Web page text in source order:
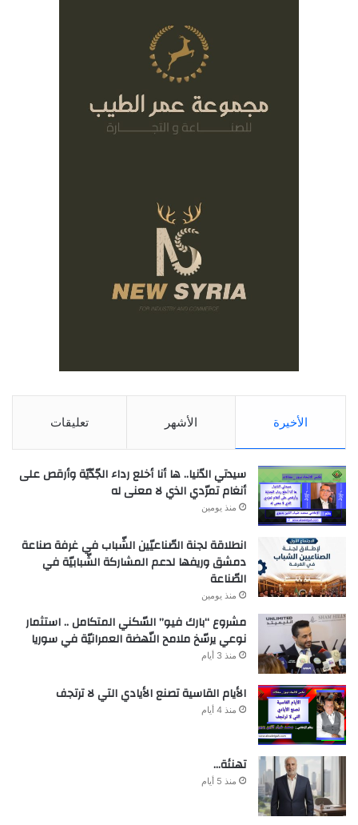
الأخيرة الأشهر تعليقات
سيدتي الدّنيا.. ها أنا أخلع رداء الجّدّيّة وأرقص على
أنغام تمرّدي الذي لا معنى له
منذ يومين
انطلاقة لجنة الصّناعيّين الشّباب في غرفة صناعة
دمشق وريفها لدعم المشاركة الشّبابيّة في
الصّناعة
منذ يومين
مشروع “بارك فيو” السّكني المتكامل .. استثمار
نوعي يرسّخ ملامح النّهضة العمرانيّة في سوريا
منذ 3 أيام
الأيام القاسية تصنع الأيادي التي لا ترتجف
منذ 4 أيام
تهنئة…
منذ 5 أيام